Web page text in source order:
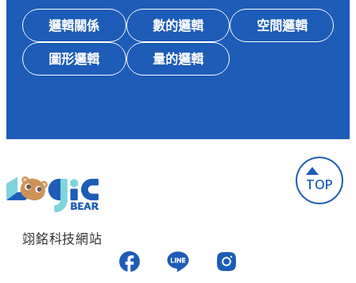
邏輯關係 數的邏輯
空間邏輯
圖形邏輯
量的邏輯
TOP
翊銘科技網站